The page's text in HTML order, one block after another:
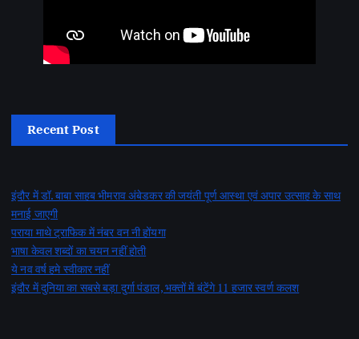
Recent Post
इंदौर में डॉ. बाबा साहब भीमराव अंबेडकर की जयंती पूर्ण आस्था एवं अपार उत्साह के साथ
मनाई जाएगी
पराया माथे ट्राफिक में नंबर वन नी होंयगा
भाषा केवल शब्दों का चयन नहीं होती
ये नव वर्ष हमे स्वीकार नहीं
इंदौर में दुनिया का सबसे बड़ा दुर्गा पंडाल, भक्तों में बंटेंगे 11 हजार स्वर्ण कलश